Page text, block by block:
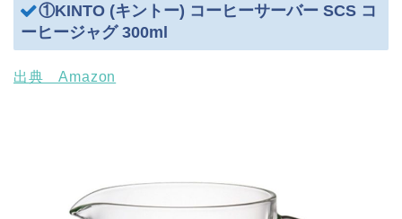
①KINTO (キントー) コーヒーサーバー SCS コ
ーヒージャグ 300ml
出典 Amazon